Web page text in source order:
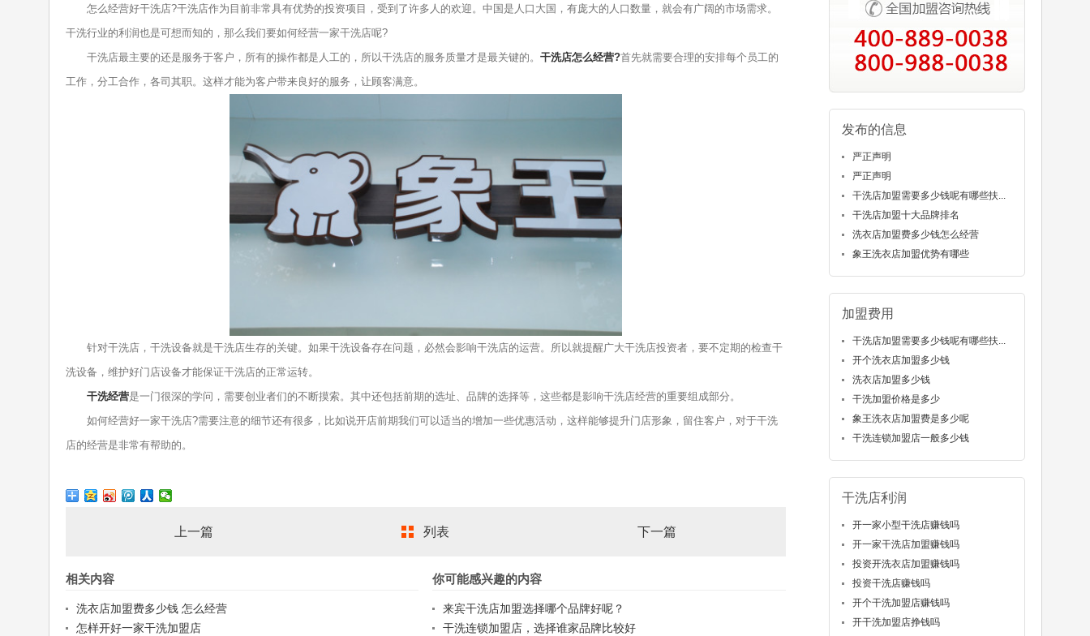
怎么经营好干洗店?干洗店作为目前非常具有优势的投资项目，受到了许多人的欢迎。中国是人口大国，有庞大的人口数量，就会有广阔的市场需求。
干洗行业的利润也是可想而知的，那么我们要如何经营一家干洗店呢?
干洗店最主要的还是服务于客户，所有的操作都是人工的，所以干洗店的服务质量才是最关键的。 干洗店怎么经营?首先就需要合理的安排每个员工的
工作，分工合作，各司其职。这样才能为客户带来良好的服务，让顾客满意。
针对干洗店，干洗设备就是干洗店生存的关键。如果干洗设备存在问题，必然会影响干洗店的运营。所以就提醒广大干洗店投资者，要不定期的检查干
洗设备，维护好门店设备才能保证干洗店的正常运转。
干洗经营是一门很深的学问，需要创业者们的不断摸索。其中还包括前期的选址、品牌的选择等，这些都是影响干洗店经营的重要组成部分。
如何经营好一家干洗店?需要注意的细节还有很多，比如说开店前期我们可以适当的增加一些优惠活动，这样能够提升门店形象，留住客户，对于干洗
店的经营是非常有帮助的。
上一篇 列表 下一篇
相关内容
洗衣店加盟费多少钱 怎么经营
怎样开好一家干洗加盟店
你可能感兴趣的内容
来宾干洗店加盟选择哪个品牌好呢？
干洗连锁加盟店，选择谁家品牌比较好
发布的信息
严正声明
严正声明
干洗店加盟需要多少钱呢有哪些扶...
干洗店加盟十大品牌排名
洗衣店加盟费多少钱怎么经营
象王洗衣店加盟优势有哪些
加盟费用
干洗店加盟需要多少钱呢有哪些扶...
开个洗衣店加盟多少钱
洗衣店加盟多少钱
干洗加盟价格是多少
象王洗衣店加盟费是多少呢
干洗连锁加盟店一般多少钱
干洗店利润
开一家小型干洗店赚钱吗
开一家干洗店加盟赚钱吗
投资开洗衣店加盟赚钱吗
投资干洗店赚钱吗
开个干洗加盟店赚钱吗
开干洗加盟店挣钱吗